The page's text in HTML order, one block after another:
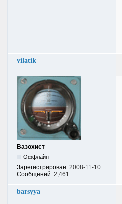
vilatik
Вазохист
Оффлайн
Зарегистрирован: 2008-11-10
Сообщений: 2,461
barsyya